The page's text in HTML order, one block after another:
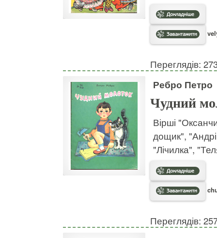
Переглядів:
Ребро Петро
Чудний
Вірші
дощик",
"Лічилка",
Переглядів: